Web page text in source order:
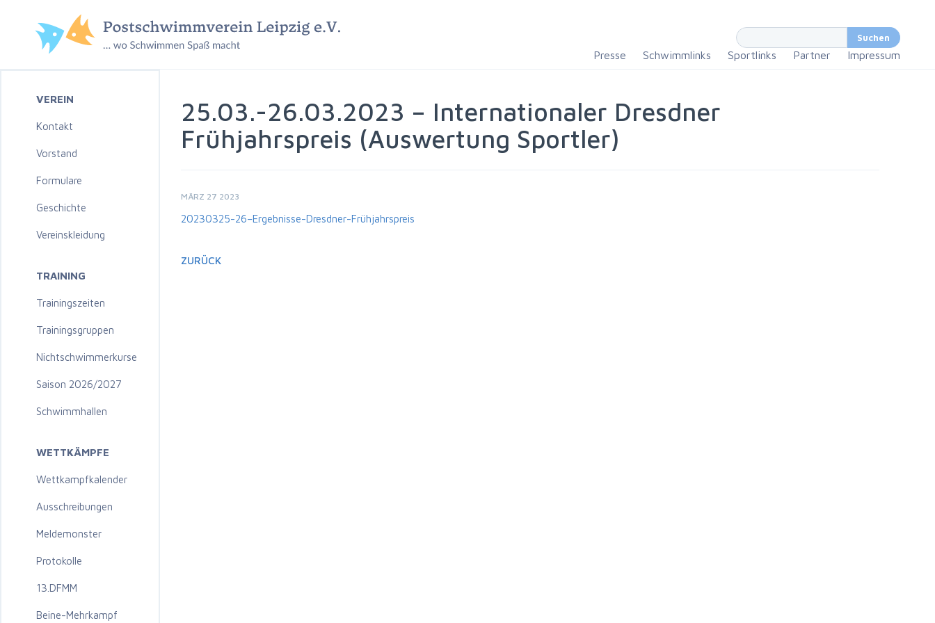
Presse Schwimmlinks Sportlinks Partner Impressum
VEREIN
Kontakt
Vorstand
Formulare
Geschichte
Vereinskleidung
TRAINING
Trainingszeiten
Trainingsgruppen
Nichtschwimmerkurse
Saison 2026/2027
Schwimmhallen
WETTKÄMPFE
Wettkampfkalender
Ausschreibungen
Meldemonster
Protokolle
13.DFMM
Beine-Mehrkampf
25.03.-26.03.2023 – Internationaler Dresdner
Frühjahrspreis (Auswertung Sportler)
MÄRZ 27 2023
20230325-26–Ergebnisse-Dresdner-Frühjahrspreis
ZURÜCK